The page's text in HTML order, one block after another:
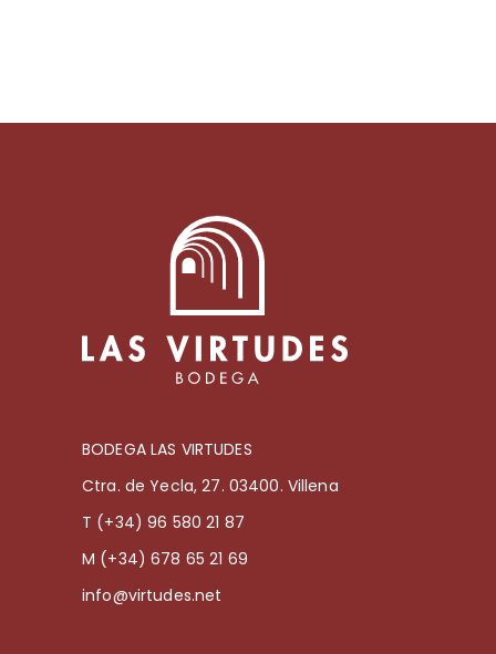
BODEGA LAS VIRTUDES
Ctra. de Yecla, 27. 03400. Villena
T (+34) 96 580 21 87
M (+34) 678 65 21 69
info@virtudes.net